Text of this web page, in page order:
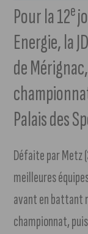
Pour la 12e
Energie, la
de
Palais des
Défaite par Metz
meilleures
avant en battant
championnat,